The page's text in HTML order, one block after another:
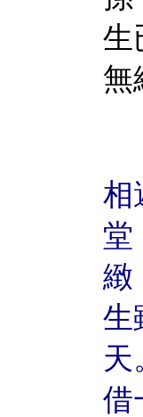
生
無
相
堂
緻
生
天
借